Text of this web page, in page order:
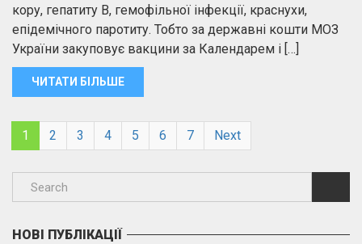
кору, гепатиту В, гемофільної інфекції, краснухи,
епідемічного паротиту. Тобто за державні кошти МОЗ
України закуповує вакцини за Календарем і […]
ЧИТАТИ БІЛЬШЕ
1 2 3 4 5 6 7 Next
НОВІ ПУБЛІКАЦІЇ